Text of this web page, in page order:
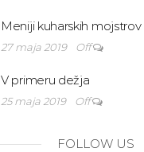
Meniji kuharskih mojstrov
27 maja 2019 Off
V primeru dežja
25 maja 2019 Off
FOLLOW US